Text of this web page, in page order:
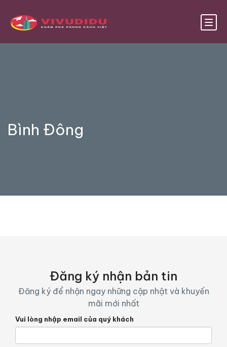
Bình Đông
Đăng ký nhận bản tin
Đăng ký để nhận ngay những cập nhật và khuyến
mãi mới nhất
Vui lòng nhập email của quý khách